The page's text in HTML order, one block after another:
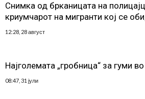
Снимка од брканицата на
криумчарот на мигранти кој се
12:28, 28 август
Најголемата „гробница“ за гуми
08:47, 31 јули